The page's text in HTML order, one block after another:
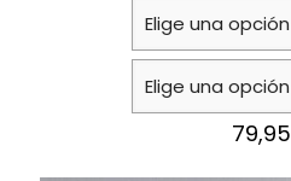
79,95